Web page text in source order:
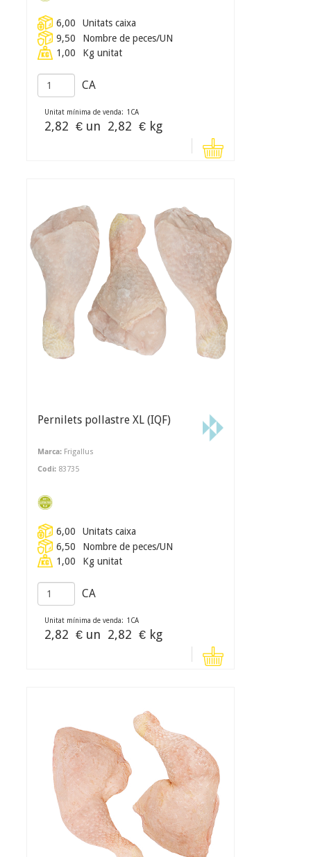
6,00
Unitats caixa
9,50
Nombre de peces/UN
1,00
Kg unitat
CA
Unitat mínima de venda: 1 CA
2,82 € un 2,82 € kg
Pernilets pollastre XL (IQF)
Marca: Frigallus
Codi: 83735
6,00
Unitats caixa
6,50
Nombre de peces/UN
1,00
Kg unitat
CA
Unitat mínima de venda: 1 CA
2,82 € un 2,82 € kg